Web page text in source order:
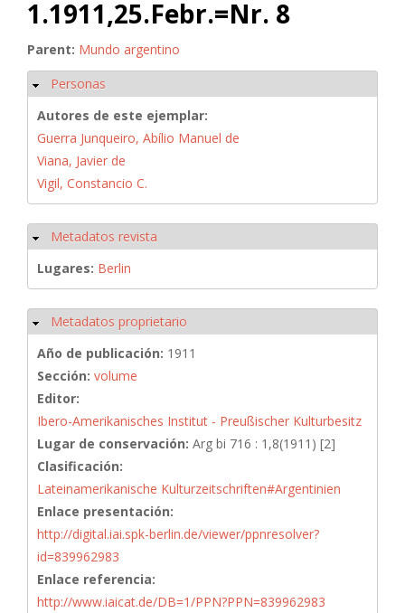
1.1911,25.Febr.=Nr. 8
Parent: Mundo argentino
Ocultar
Personas
Autores de este ejemplar:
Guerra Junqueiro, Abílio Manuel de
Viana, Javier de
Vigil, Constancio C.
Ocultar
Metadatos revista
Lugares: Berlin
Ocultar
Metadatos proprietario
Año de publicación: 1911
Sección: volume
Editor:
Ibero-Amerikanisches Institut - Preußischer Kulturbesitz
Lugar de conservación: Arg bi 716 : 1,8(1911) [2]
Clasificación:
Lateinamerikanische Kulturzeitschriften#Argentinien
Enlace presentación:
http://digital.iai.spk-berlin.de/viewer/ppnresolver?
id=839962983
Enlace referencia:
http://www.iaicat.de/DB=1/PPN?PPN=839962983